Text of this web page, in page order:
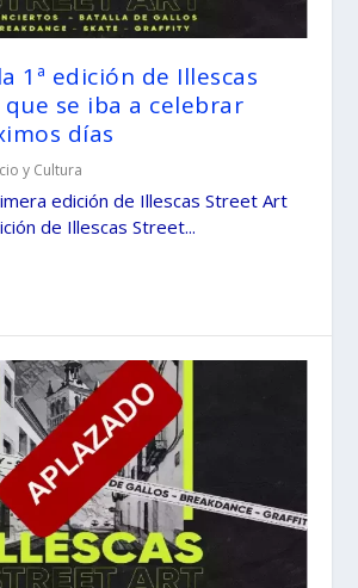
1ª edición de Illescas
se iba a celebrar
días
y Cultura
edición de Illescas Street Art
de Illescas Street...